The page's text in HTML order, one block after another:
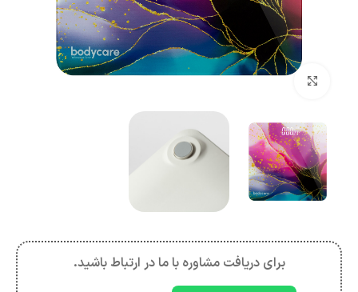
بزرگنمایی تصویر
برای دریافت مشاوره با ما در ارتباط باشید.